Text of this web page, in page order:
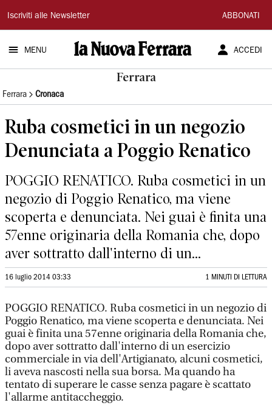
La
Nuova
Ferrara
Iscriviti alle Newsletter ABBONATI
MENU ACCEDI
Ferrara
Ferrara Cronaca
Ruba cosmetici in un negozio
Denunciata a Poggio Renatico
POGGIO RENATICO. Ruba cosmetici in un
negozio di Poggio Renatico, ma viene
scoperta e denunciata. Nei guai è finita una
57enne originaria della Romania che, dopo
aver sottratto dall'interno di un...
16 luglio 2014 03:33 1 MINUTI DI LETTURA
POGGIO RENATICO. Ruba cosmetici in un negozio di
Poggio Renatico, ma viene scoperta e denunciata. Nei
guai è finita una 57enne originaria della Romania che,
dopo aver sottratto dall'interno di un esercizio
commerciale in via dell'Artigianato, alcuni cosmetici,
li aveva nascosti nella sua borsa. Ma quando ha
tentato di superare le casse senza pagare è scattato
l'allarme antitaccheggio.